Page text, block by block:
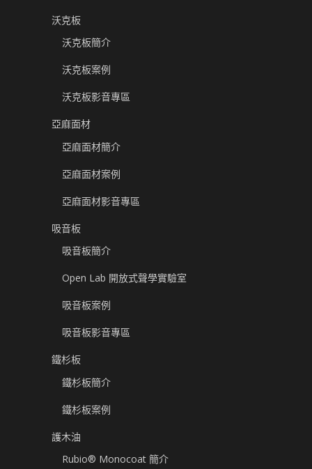
沃克板
沃克板簡介
沃克板案例
沃克板影音專區
亞麻面材
亞麻面材簡介
亞麻面材案例
亞麻面材影音專區
吸音板
吸音板簡介
Open Lab 開放式聲學實驗室
吸音板案例
吸音板影音專區
鐵杉板
鐵杉板簡介
鐵杉板案例
護木油
Rubio® Monocoat 簡介